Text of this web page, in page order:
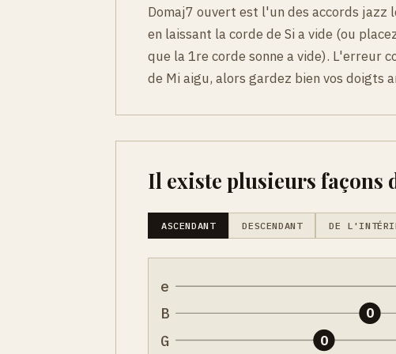
Domaj7 ouvert est l'un des accords
en laissant la corde de Si a vide (ou
que la 1re corde sonne a vide). L'erreur
de Mi aigu, alors gardez bien vos doigts
Il existe plusieurs façons
ASCENDANT DESCENDANT DE
e
B
G
0
0